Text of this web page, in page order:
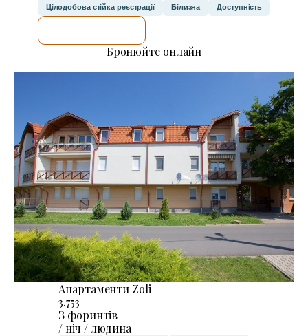
Цілодобова стійка реєстрації Білизна Доступність
Бронюйте онлайн
Апартаменти Zoli
3.753
З форинтів
/ ніч / людина